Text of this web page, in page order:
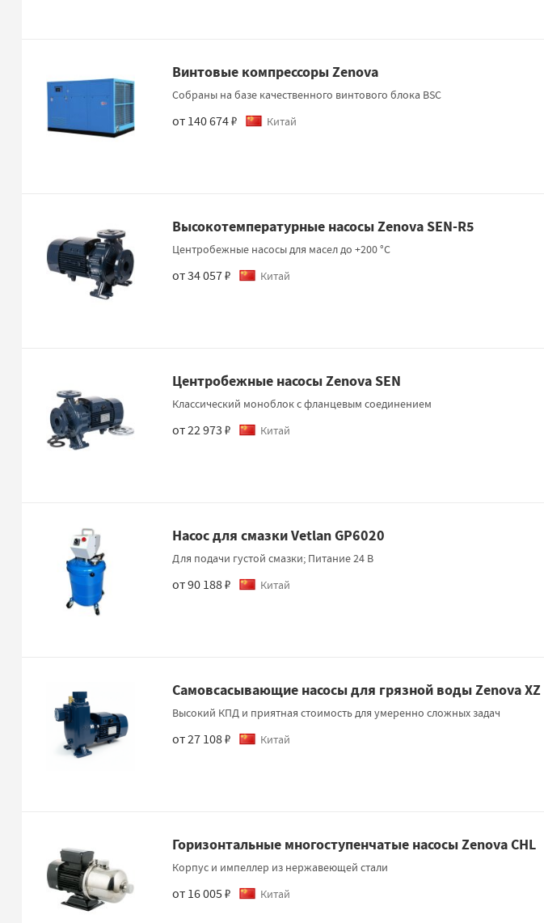
Винтовые компрессоры Zenova
Собраны на базе качественного винтового блока BSC
от 140 674 ₽ Китай
Высокотемпературные насосы Zenova SEN-R5
Центробежные насосы для масел до +200 °С
от 34 057 ₽ Китай
Центробежные насосы Zenova SEN
Классический моноблок с фланцевым соединением
от 22 973 ₽ Китай
Насос для смазки Vetlan GP6020
Для подачи густой смазки; Питание 24 В
от 90 188 ₽ Китай
Самовсасывающие насосы для грязной воды Zenova XZ
Высокий КПД и приятная стоимость для умеренно сложных задач
от 27 108 ₽ Китай
Горизонтальные многоступенчатые насосы Zenova CHL
Корпус и импеллер из нержавеющей стали
от 16 005 ₽ Китай